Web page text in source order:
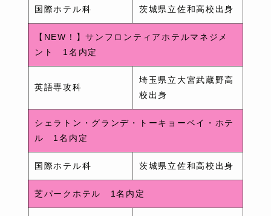
国際ホテル科 茨城県立佐和高校出身
【NEW！】サンフロンティアホテルマネジメ
ント 1名内定
英語専攻科
埼玉県立大宮武蔵野高
校出身
シェラトン・グランデ・トーキョーベイ・ホテ
ル 1名内定
国際ホテル科 茨城県立佐和高校出身
芝パークホテル 1名内定